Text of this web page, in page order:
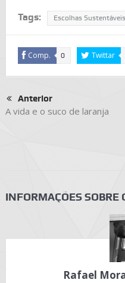
Tags: Escolhas Sustentáveis
Comp. 0 Twittar
Anterior
A vida e o suco de laranja
INFORMAÇÕES SOBRE
Rafael